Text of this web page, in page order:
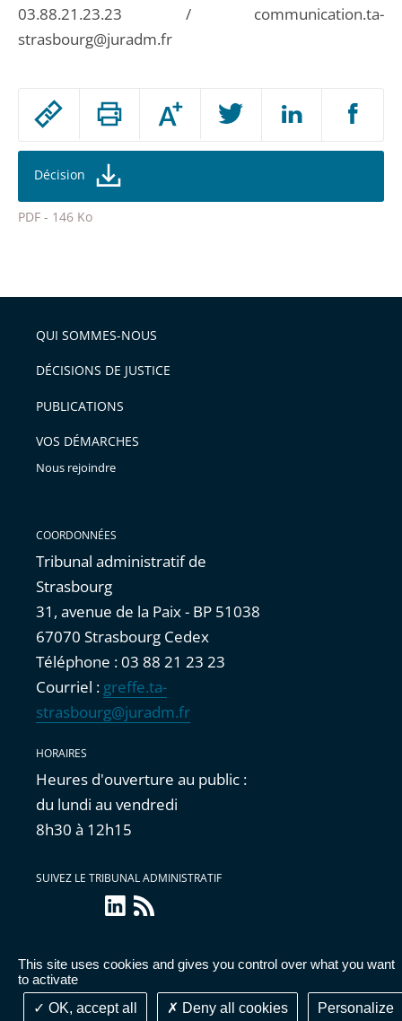
This site uses cookies and gives you control over what you want
to activate
OK, accept all
Deny all cookies Personalize
Passer
partage
l'article
pour
Augmenter
ou
la
police
Décision
PDF - 146 Ko
l'article
pour
avant
03.88.21.23.23 / communication.ta-
strasbourg@juradm.fr
QUI SOMMES-NOUS
DÉCISIONS DE JUSTICE
PUBLICATIONS
VOS DÉMARCHES
Nous rejoindre
COORDONNÉES
Tribunal administratif de
Strasbourg
31, avenue de la Paix - BP 51038
67070 Strasbourg Cedex
Téléphone : 03 88 21 23 23
Courriel : greffe.ta-
strasbourg@juradm.fr
HORAIRES
Heures d'ouverture au public :
du lundi au vendredi
8h30 à 12h15
SUIVEZ LE TRIBUNAL ADMINISTRATIF
linkedin
Flux
RSS
Accessibilité : partiellement conforme
légales|Cookies Données personnelles